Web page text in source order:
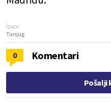
Izvor:
Tanjug
0 Komentari
Pošalji